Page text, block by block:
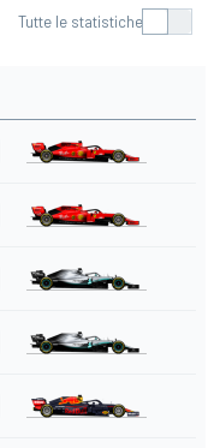
Tutte le statistiche